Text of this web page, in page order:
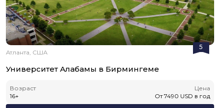
5
Атланта, США
Университет Алабамы в Бирмингеме
Возраст
16+
Цена
От 7490 USD в год